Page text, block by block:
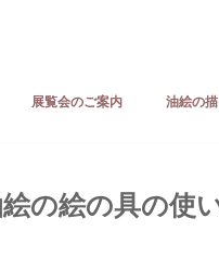
展覧会のご案内 油絵の
絵の絵の具の使